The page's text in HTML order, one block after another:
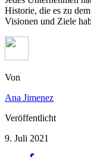
Historie, die es zu
Visionen und Ziele
Von
Ana Jimenez
Veröffentlicht
9. Juli 2021